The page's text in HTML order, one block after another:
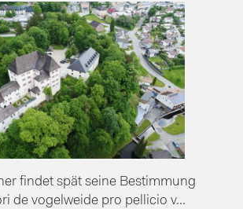
findet spät seine Bestimmung
de vogelweide pro pellicio v...